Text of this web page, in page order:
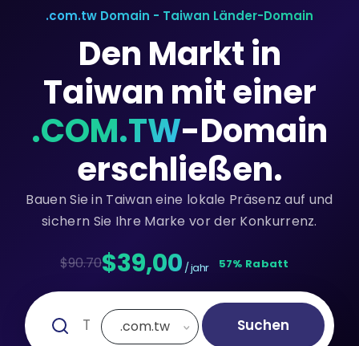
.com.tw Domain - Taiwan Länder-Domain
Den Markt in
Taiwan mit einer
.COM.TW-Domain
erschließen.
Bauen Sie in Taiwan eine lokale Präsenz auf und
sichern Sie Ihre Marke vor der Konkurrenz.
$90.70$39,00 / jahr 57% Rabatt
.com.tw Suchen